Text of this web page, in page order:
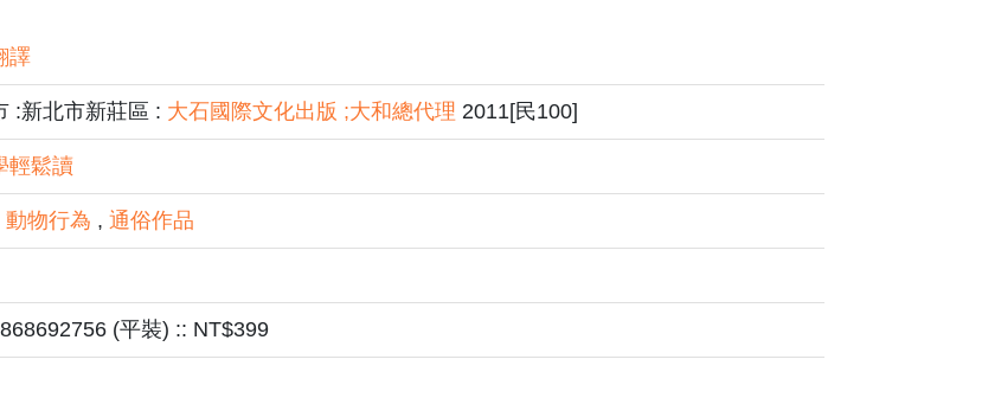
譯
:新北市新莊區 : 大石國際文化出版 ;大和總代理 2011[民100]
輕鬆讀
動物行為 , 通俗作品
(平裝) :: NT$399